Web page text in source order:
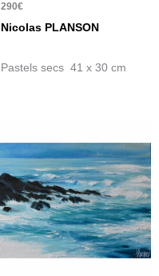
290€
Nicolas PLANSON
Pastels secs 41 x 30 cm